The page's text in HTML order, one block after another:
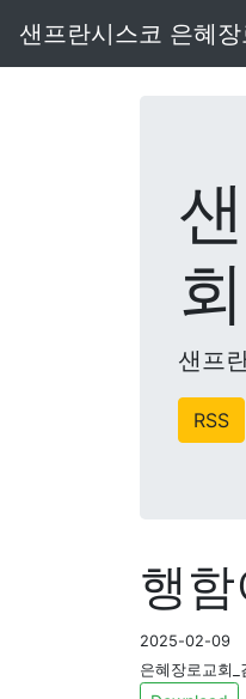
샌프란시스코 은혜장
회
샌프
RSS
행
2025-02-09
은혜장로교회_